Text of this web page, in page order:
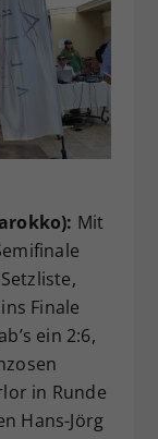
Mit
Finale
ein 2:6,
in Runde
Hans-Jörg